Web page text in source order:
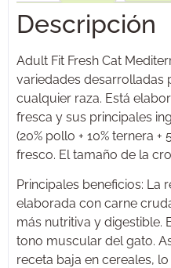
Descripción
Adult Fit Fresh Cat
variedades desarrolladas
cualquier raza. Está
fresca y sus principales
(20% pollo + 10% ternera
fresco. El tamaño de la
Principales beneficios: La
elaborada con carne
más nutritiva y digestible.
tono muscular del gato.
receta baja en cereales,